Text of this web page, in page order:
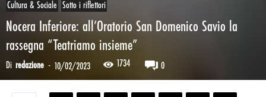
Cultura & Sociale Sotto i riflettori
Nocera Inferiore: all’Oratorio San Domenico Savio la
rassegna “Teatriamo insieme”
Di redazione - 10/02/2023 1734 0